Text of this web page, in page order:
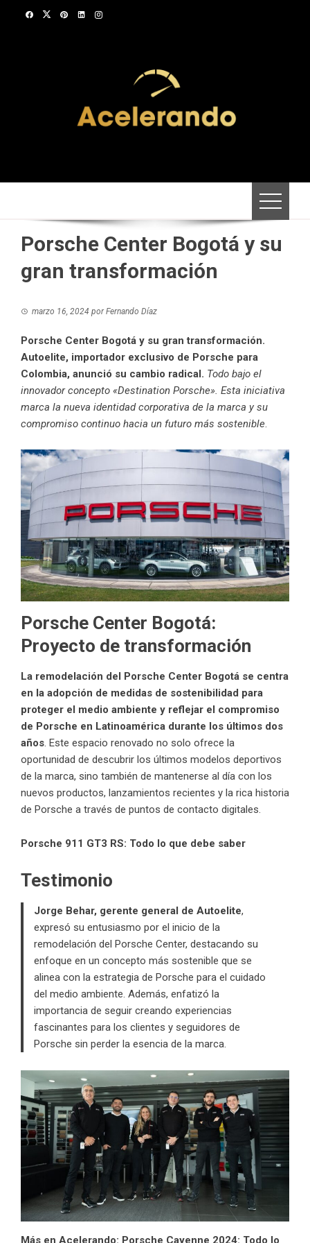
Porsche Center Bogotá y su
gran transformación
marzo 16, 2024 porFernando Díaz
Porsche Center Bogotá y su gran transformación.
Autoelite, importador exclusivo de Porsche para
Colombia, anunció su cambio radical. Todo bajo el
innovador concepto «Destination Porsche». Esta iniciativa
marca la nueva identidad corporativa de la marca y su
compromiso continuo hacia un futuro más sostenible.
Porsche Center Bogotá:
Proyecto de transformación
La remodelación del Porsche Center Bogotá se centra
en la adopción de medidas de sostenibilidad para
proteger el medio ambiente y reflejar el compromiso
de Porsche en Latinoamérica durante los últimos dos
años . Este espacio renovado no solo ofrece la
oportunidad de descubrir los últimos modelos deportivos
de la marca, sino también de mantenerse al día con los
nuevos productos, lanzamientos recientes y la rica historia
de Porsche a través de puntos de contacto digitales.
Porsche 911 GT3 RS: Todo lo que debe saber
Testimonio
Jorge Behar, gerente general de Autoelite,
expresó su entusiasmo por el inicio de la
remodelación del Porsche Center, destacando su
enfoque en un concepto más sostenible que se
alinea con la estrategia de Porsche para el cuidado
del medio ambiente. Además, enfatizó la
importancia de seguir creando experiencias
fascinantes para los clientes y seguidores de
Porsche sin perder la esencia de la marca.
Más en Acelerando: Porsche Cayenne 2024: Todo lo